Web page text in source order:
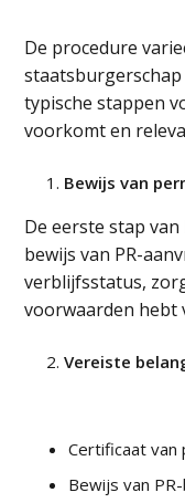
De procedure
typische stappen
voorkomt en
Bewijs van
De eerste stap
bewijs van PR-
verblijfsstatus,
voorwaarden hebt
Vereiste
Certificaat
Bewijs van